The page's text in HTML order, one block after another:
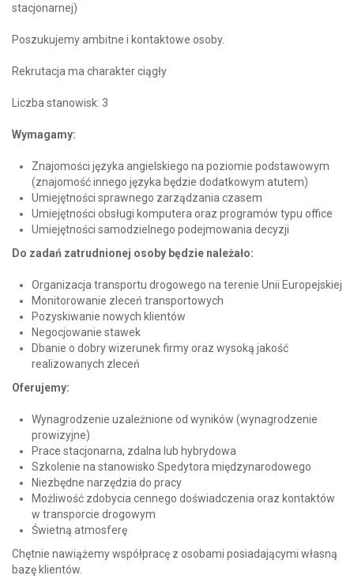
stacjonarnej)
Poszukujemy ambitne i kontaktowe osoby.
Rekrutacja ma charakter ciągły
Liczba stanowisk: 3
Wymagamy:
Znajomości języka angielskiego na poziomie podstawowym
(znajomość innego języka będzie dodatkowym atutem)
Umiejętności sprawnego zarządzania czasem
Umiejętności obsługi komputera oraz programów typu office
Umiejętności samodzielnego podejmowania decyzji
Do zadań zatrudnionej osoby będzie należało:
Organizacja transportu drogowego na terenie Unii Europejskiej
Monitorowanie zleceń transportowych
Pozyskiwanie nowych klientów
Negocjowanie stawek
Dbanie o dobry wizerunek firmy oraz wysoką jakość
realizowanych zleceń
Oferujemy:
Wynagrodzenie uzależnione od wyników (wynagrodzenie
prowizyjne)
Prace stacjonarna, zdalna lub hybrydowa
Szkolenie na stanowisko Spedytora międzynarodowego
Niezbędne narzędzia do pracy
Możliwość zdobycia cennego doświadczenia oraz kontaktów
w transporcie drogowym
Świetną atmosferę
Chętnie nawiążemy współpracę z osobami posiadającymi własną
bazę klientów.